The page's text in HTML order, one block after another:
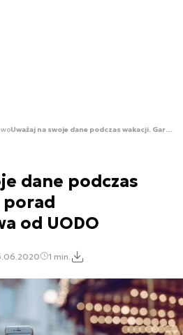
Uważaj na swoje dane podczas wakacji. Garść porad bezpieczeństwa od UODO
dane podczas
porad
od UODO
1 min.